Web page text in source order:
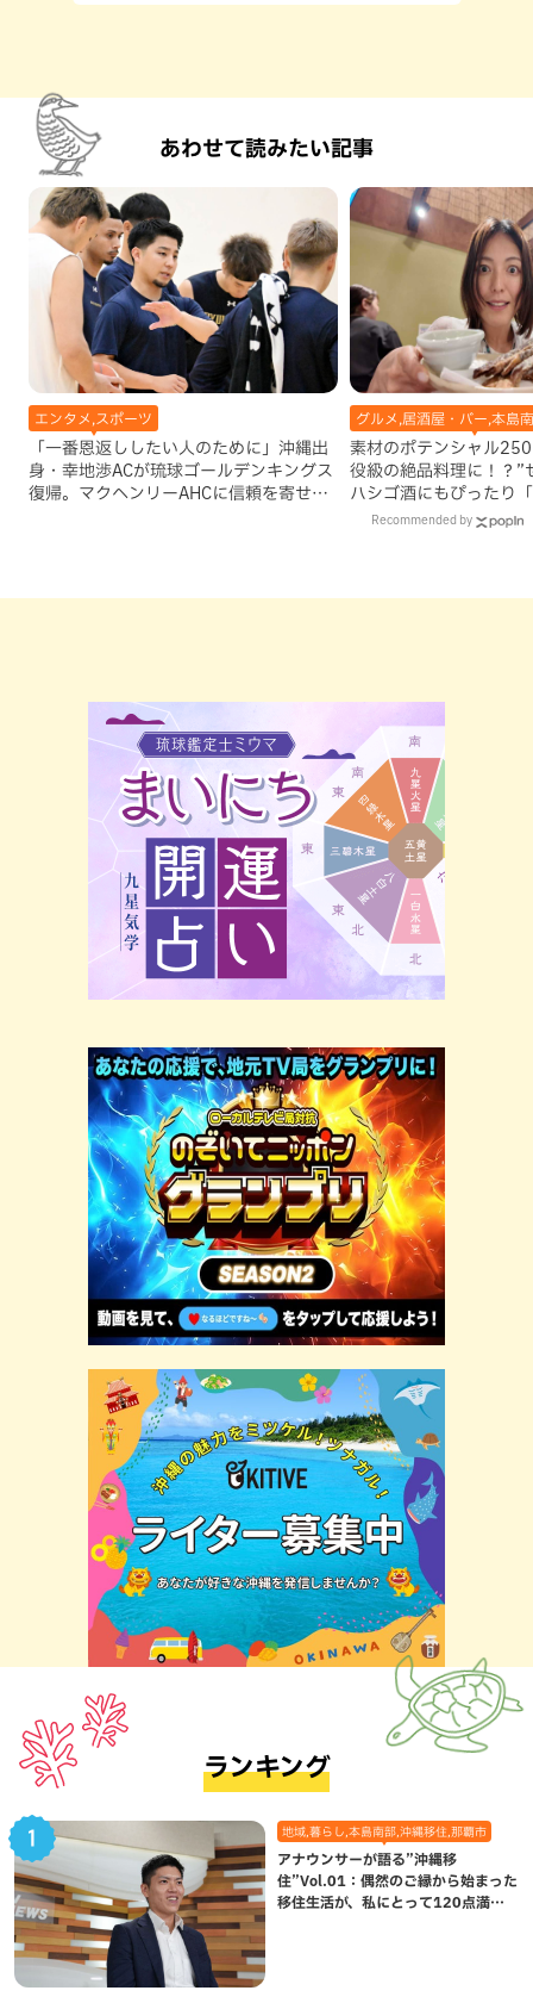
あわせて読みたい記事
エンタメ,スポーツ
「一番恩返ししたい人のために」沖縄出
身・幸地渉ACが琉球ゴールデンキングス
復帰。マクヘンリーAHCに信頼を寄せる
グルメ,居酒屋・バー,本島
素材のポテンシャル
役級の絶品料理に！？”
ハシゴ酒にもぴったり
亭」（那覇市）
Recommended by
ランキング
地域,暮らし,本島南部,沖縄移住,那覇市
アナウンサーが語る”沖縄移
住”Vol.01：偶然のご縁から始まった
移住生活が、私にとって120点満点